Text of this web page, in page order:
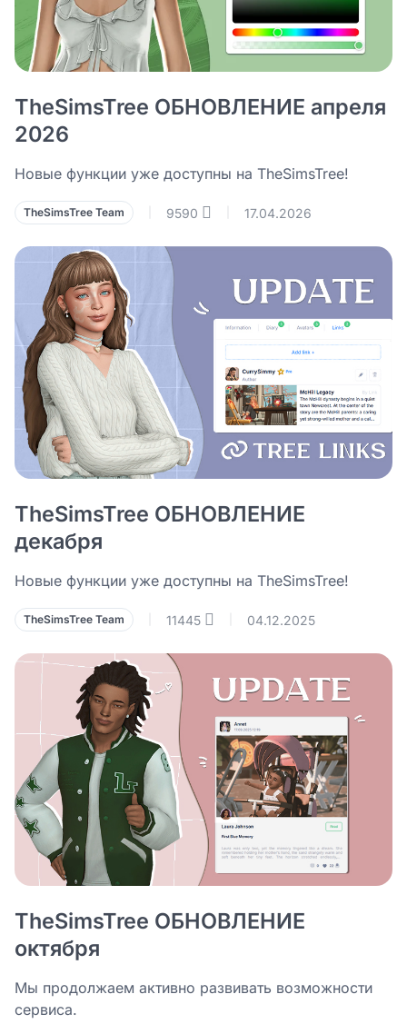
TheSimsTree ОБНОВЛЕНИЕ апреля
2026
Новые функции уже доступны на TheSimsTree!
TheSimsTree Team 9590 17.04.2026
TheSimsTree ОБНОВЛЕНИЕ
декабря
Новые функции уже доступны на TheSimsTree!
TheSimsTree Team 11445 04.12.2025
TheSimsTree ОБНОВЛЕНИЕ
октября
Мы продолжаем активно развивать возможности
сервиса.